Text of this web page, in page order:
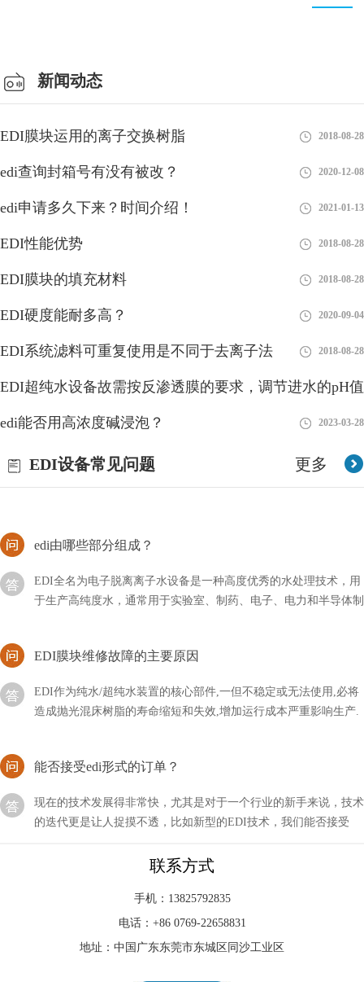
新闻动态
EDI膜块运用的离子交换树脂 2018-08-28
edi查询封箱号有没有被改？ 2020-12-08
edi申请多久下来？时间介绍！ 2021-01-13
EDI性能优势 2018-08-28
EDI膜块的填充材料 2018-08-28
EDI硬度能耐多高？ 2020-09-04
EDI系统滤料可重复使用是不同于去离子法 2018-08-28
EDI超纯水设备故需按反渗透膜的要求，调节进水的pH值
2018-08-27
edi能否用高浓度碱浸泡？ 2023-03-28
更多
EDI设备常见问题
熟、可靠、先进、自动化程度高的两级反渗透纯水设备＋EDI＋精
混床除盐水处理工艺，EDI水处理设备确保处理后
edi进水为何分两路？
为两路，即进水路和电离路。下面是进水分两路的原因：1、进水
路：进水路是EDI系统中的第一道
于生产高纯度水，通常用于实验室、制药、电子、电力和半导体制
造等领域。EDI系统利用电化学过程将离子从水中去除
造成抛光混床树脂的寿命缩短和失效,增加运行成本严重影响生产.
引起EDI膜块故障的原因主要有以下几点
的迭代更是让人捉摸不透，比如新型的EDI技术，我们能否接受
EDI形式的订单呢？
EDI模块是现在水处理行业中比较新型的设备
EDI模块是现在水处理行业中比较新型的设备，即使不用的时候，
洗元件中的膜元件，然后使用反渗透设备产出来的水
联系方式
手机：13825792835
电话：+86 0769-22658831
地址：中国广东东莞市东城区同沙工业区